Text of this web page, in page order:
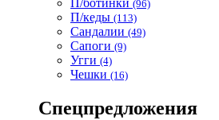
П/ботинки (96)
П/кеды (113)
Сандалии (49)
Сапоги (9)
Угги (4)
Чешки (16)
Спецпредложения